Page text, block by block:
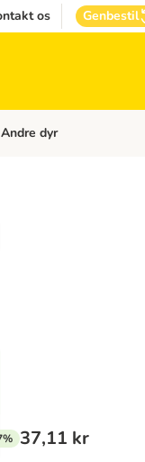
os Genbestil
kategori menu:
Andre dyr
37,11 kr